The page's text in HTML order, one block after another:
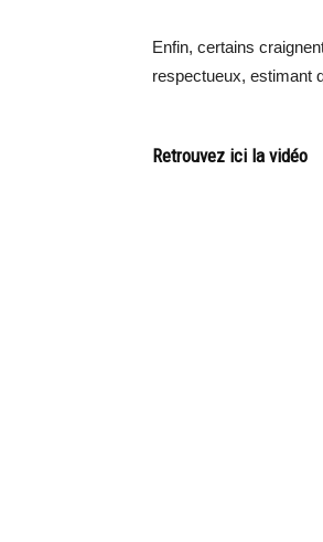
Enfin, certains
respectueux, estimant
Retrouvez ici la vidéo